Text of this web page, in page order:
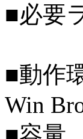
■必要
■動作
Win